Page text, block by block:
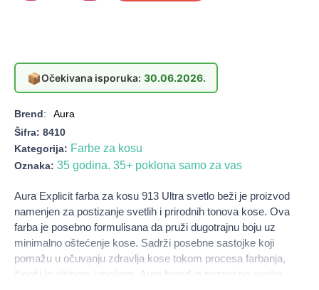
📦Očekivana isporuka: 30.06.2026.
Brend:
Aura
Šifra: 8410
Kategorija: Farbe za kosu
Oznaka: 35 godina. 35+ poklona samo za vas
Aura Explicit farba za kosu 913 Ultra svetlo beži je proizvod
namenjen za postizanje svetlih i prirodnih tonova kose. Ova
farba je posebno formulisana da pruži dugotrajnu boju uz
minimalno oštećenje kose. Sadrži posebne sastojke koji
pomažu u očuvanju zdravlja kose tokom procesa farbanja,
čineći je sjajnom i mekom. Aura brend je poznat po svojim